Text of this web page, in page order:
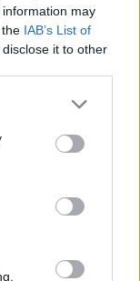
information may
IAB’s List of
it to other
or more Google
You may click to
party tags to
in below Google
Zrt.